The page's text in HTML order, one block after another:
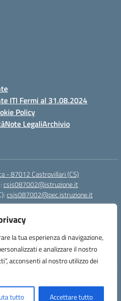
la tua esperienza di navigazione,
e analizzare il nostro
acconsenti al nostro utilizzo dei
tutto Accettare tutto
ITI Fermi al 31.08.2024
Policy
Note LegaliArchivio
- 87012 Castrovillari (CS)
csis087002@istruzione.it
csis087002@pec.istruzione.it
(IPA): PNG4CA8K
R8N7JA